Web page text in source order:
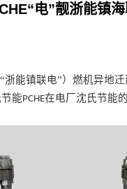
电”靓浙能镇
“浙能镇联电”）燃机异地
能PCHE在电厂沈氏节能